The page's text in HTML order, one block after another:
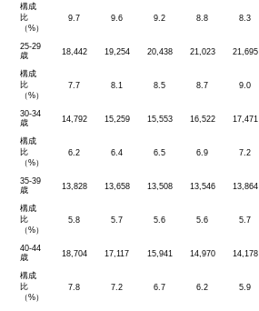
構成
比
（%）
9.7 9.6 9.2 8.8 8.3
25-29
歳
18,442 19,254 20,438 21,023 21,695
構成
比
（%）
7.7 8.1 8.5 8.7 9.0
30-34
歳
14,792 15,259 15,553 16,522 17,471
構成
比
（%）
6.2 6.4 6.5 6.9 7.2
35-39
歳
13,828 13,658 13,508 13,546 13,864
構成
比
（%）
5.8 5.7 5.6 5.6 5.7
40-44
歳
18,704 17,117 15,941 14,970 14,178
構成
比
（%）
7.8 7.2 6.7 6.2 5.9